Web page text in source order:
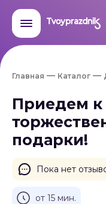
Главная Каталог
Приедем
подарки!
Пока нет
от 15 мин.